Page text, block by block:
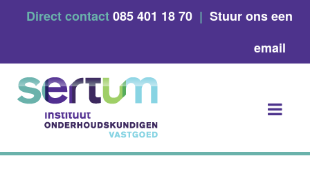
Direct contact085 401 18 70 | Stuur ons een
email